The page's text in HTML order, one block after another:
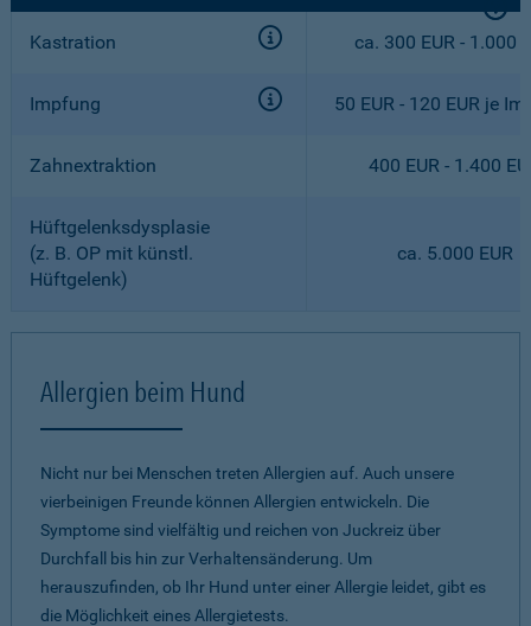
Kastration ca. 300 EUR - 1.000
Impfung 50 EUR - 120 EUR je
Zahnextraktion 400 EUR - 1.400
Hüftgelenksdysplasie
(z. B. OP mit künstl.
Hüftgelenk)
ca. 5.000 EUR
Allergien beim Hund
Nicht nur bei Menschen treten Allergien auf. Auch unsere
vierbeinigen Freunde können Allergien entwickeln. Die
Symptome sind vielfältig und reichen von Juckreiz über
Durchfall bis hin zur Verhaltensänderung. Um
herauszufinden, ob Ihr Hund unter einer Allergie leidet, gibt es
die Möglichkeit eines Allergietests.